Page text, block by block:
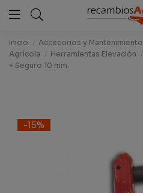
Inicio Accesorios y Mantenimiento
Agrícola
Herramientas Elevación
+ Seguro 10 mm.
-15%